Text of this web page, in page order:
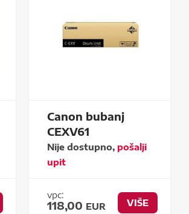
Canon bubanj
CEXV61
Nije dostupno, pošalji
upit
vpc:
118,00 EUR VIŠE